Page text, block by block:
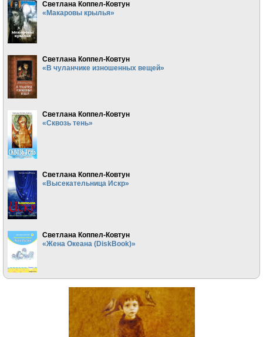
Светлана Коппел-Ковтун
«Макаровы крылья»
Светлана Коппел-Ковтун
«В чуланчике изношенных вещей»
Светлана Коппел-Ковтун
«Сквозь тень»
Светлана Коппел-Ковтун
«Высекательница Искр»
Светлана Коппел-Ковтун
«Жена Океана (DiskBook)»